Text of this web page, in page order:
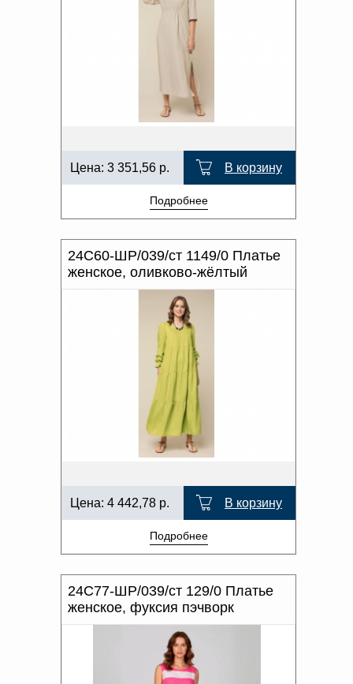
Цена: 3 351,56 р. В корзину
Подробнее
24С60-ШР/039/ст 1149/0 Платье
женское, оливково-жёлтый
Цена: 4 442,78 р. В корзину
Подробнее
24С77-ШР/039/ст 129/0 Платье
женское, фуксия пэчворк